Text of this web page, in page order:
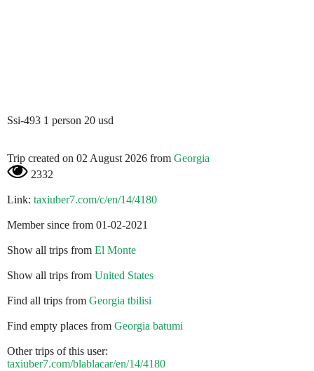
Ssi-493 1 person 20 usd
Trip created on 02 August 2026 from Georgia
2332
Link: taxiuber7.com/c/en/14/4180
Member since from 01-02-2021
Show all trips from El Monte
Show all trips from United States
Find all trips from Georgia tbilisi
Find empty places from Georgia batumi
Other trips of this user:
taxiuber7.com/blablacar/en/14/4180